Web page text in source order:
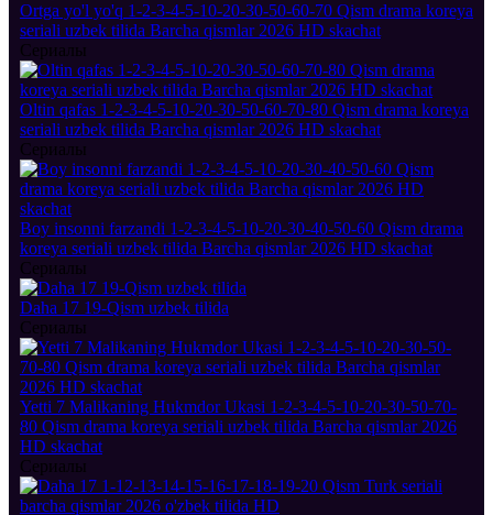
Ortga yo'l yo'q 1-2-3-4-5-10-20-30-50-60-70 Qism drama koreya
seriali uzbek tilida Barcha qismlar 2026 HD skachat
Сериалы
Oltin qafas 1-2-3-4-5-10-20-30-50-60-70-80 Qism drama koreya
seriali uzbek tilida Barcha qismlar 2026 HD skachat
Сериалы
Boy insonni farzandi 1-2-3-4-5-10-20-30-40-50-60 Qism drama
koreya seriali uzbek tilida Barcha qismlar 2026 HD skachat
Сериалы
Daha 17 19-Qism uzbek tilida
Сериалы
Yetti 7 Malikaning Hukmdor Ukasi 1-2-3-4-5-10-20-30-50-70-
80 Qism drama koreya seriali uzbek tilida Barcha qismlar 2026
HD skachat
Сериалы